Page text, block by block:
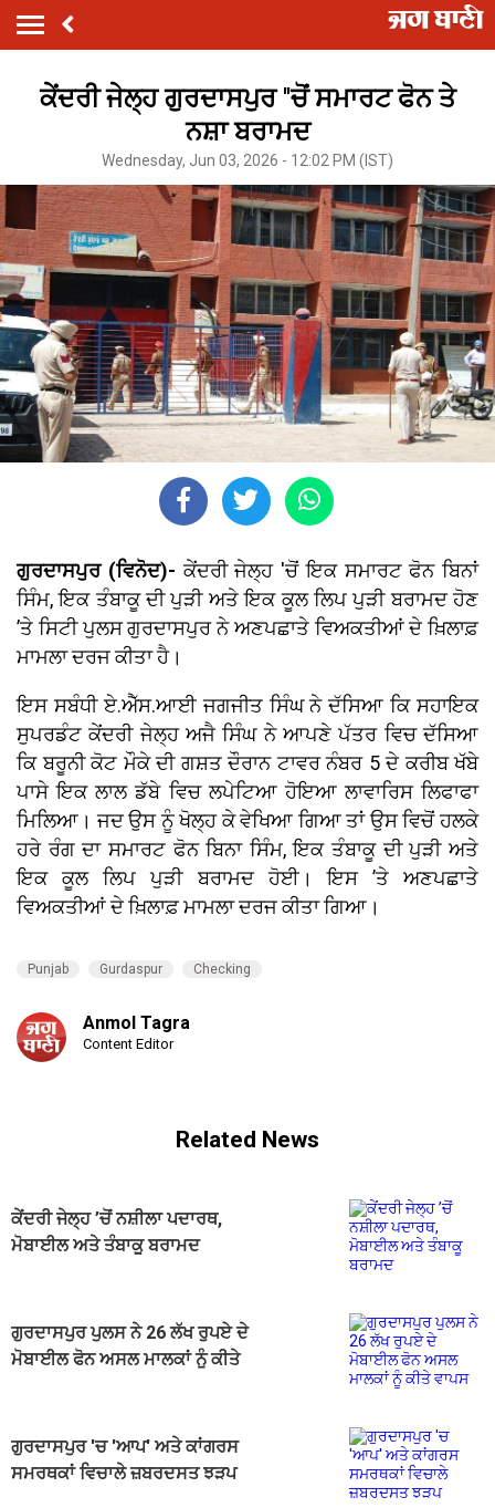
ਕੇਂਦਰੀ ਜੇਲ੍ਹ ਗੁਰਦਾਸਪੁਰ ''ਚੋਂ ਸਮਾਰਟ ਫੋਨ ਤੇ
ਨਸ਼ਾ ਬਰਾਮਦ
Wednesday, Jun 03, 2026 - 12:02 PM (IST)
ਗੁਰਦਾਸਪੁਰ (ਵਿਨੋਦ)- ਕੇਂਦਰੀ ਜੇਲ੍ਹ 'ਚੋਂ ਇਕ ਸਮਾਰਟ ਫੋਨ ਬਿਨਾਂ
ਸਿੰਮ, ਇਕ ਤੰਬਾਕੂ ਦੀ ਪੁੜੀ ਅਤੇ ਇਕ ਕੂਲ ਲਿਪ ਪੁੜੀ ਬਰਾਮਦ ਹੋਣ
’ਤੇ ਸਿਟੀ ਪੁਲਸ ਗੁਰਦਾਸਪੁਰ ਨੇ ਅਣਪਛਾਤੇ ਵਿਅਕਤੀਆਂ ਦੇ ਖ਼ਿਲਾਫ਼
ਮਾਮਲਾ ਦਰਜ ਕੀਤਾ ਹੈ।
ਇਸ ਸਬੰਧੀ ਏ.ਐੱਸ.ਆਈ ਜਗਜੀਤ ਸਿੰਘ ਨੇ ਦੱਸਿਆ ਕਿ ਸਹਾਇਕ
ਸੁਪਰਡੰਟ ਕੇਂਦਰੀ ਜੇਲ੍ਹ ਅਜੈ ਸਿੰਘ ਨੇ ਆਪਣੇ ਪੱਤਰ ਵਿਚ ਦੱਸਿਆ
ਕਿ ਬਰੂਨੀ ਕੋਟ ਮੌਕੇ ਦੀ ਗਸ਼ਤ ਦੌਰਾਨ ਟਾਵਰ ਨੰਬਰ 5 ਦੇ ਕਰੀਬ ਖੱਬੇ
ਪਾਸੇ ਇਕ ਲਾਲ ਡੱਬੇ ਵਿਚ ਲਪੇਟਿਆ ਹੋਇਆ ਲਾਵਾਰਿਸ ਲਿਫਾਫਾ
ਮਿਲਿਆ। ਜਦ ਉਸ ਨੂੰ ਖੋਲ੍ਹ ਕੇ ਵੇਖਿਆ ਗਿਆ ਤਾਂ ਉਸ ਵਿਚੋਂ ਹਲਕੇ
ਹਰੇ ਰੰਗ ਦਾ ਸਮਾਰਟ ਫੋਨ ਬਿਨਾ ਸਿੰਮ, ਇਕ ਤੰਬਾਕੂ ਦੀ ਪੁੜੀ ਅਤੇ
ਇਕ ਕੂਲ ਲਿਪ ਪੁੜੀ ਬਰਾਮਦ ਹੋਈ। ਇਸ ’ਤੇ ਅਣਪਛਾਤੇ
ਵਿਅਕਤੀਆਂ ਦੇ ਖ਼ਿਲਾਫ਼ ਮਾਮਲਾ ਦਰਜ ਕੀਤਾ ਗਿਆ।
Punjab Gurdaspur Checking
Anmol Tagra
Content Editor
Related News
ਕੇਂਦਰੀ ਜੇਲ੍ਹ ’ਚੋਂ ਨਸ਼ੀਲਾ ਪਦਾਰਥ,
ਮੋਬਾਈਲ ਅਤੇ ਤੰਬਾਕੂ ਬਰਾਮਦ
ਗੁਰਦਾਸਪੁਰ ਪੁਲਸ ਨੇ 26 ਲੱਖ ਰੁਪਏ ਦੇ
ਮੋਬਾਈਲ ਫੋਨ ਅਸਲ ਮਾਲਕਾਂ ਨੂੰ ਕੀਤੇ
ਗੁਰਦਾਸਪੁਰ 'ਚ 'ਆਪ' ਅਤੇ ਕਾਂਗਰਸ
ਸਮਰਥਕਾਂ ਵਿਚਾਲੇ ਜ਼ਬਰਦਸਤ ਝੜਪ